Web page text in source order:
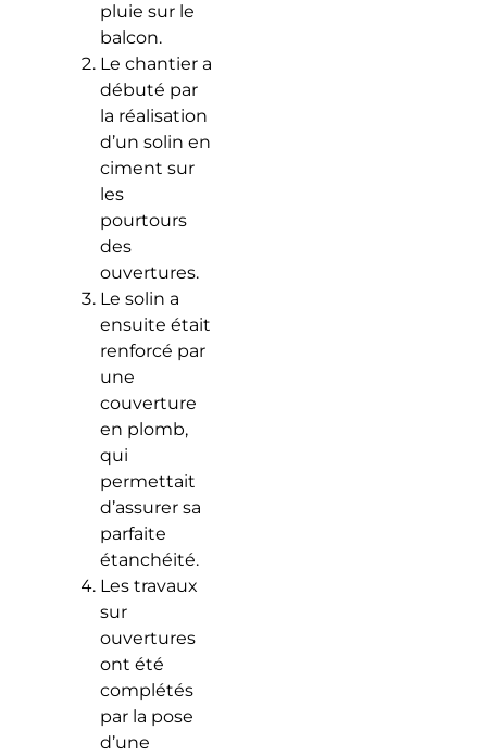
pluie sur le
balcon.
Le chantier a
débuté par
la réalisation
d’un solin en
ciment sur
les
pourtours
des
ouvertures.
Le solin a
ensuite était
renforcé par
une
couverture
en plomb,
qui
permettait
d’assurer sa
parfaite
étanchéité.
Les travaux
sur
ouvertures
ont été
complétés
par la pose
d’une